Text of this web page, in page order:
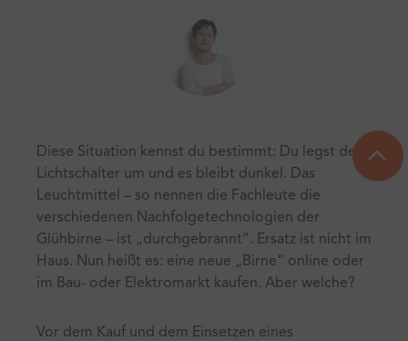
Diese Situation kennst du bestimmt: Du legst den
Lichtschalter um und es bleibt dunkel. Das
Leuchtmittel – so nennen die Fachleute die
verschiedenen Nachfolgetechnologien der
Glühbirne – ist „durchgebrannt“. Ersatz ist nicht im
Haus. Nun heißt es: eine neue „Birne“ online oder
im Bau- oder Elektromarkt kaufen. Aber welche?
Vor dem Kauf und dem Einsetzen eines